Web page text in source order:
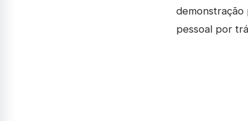
demonstração
pessoal por